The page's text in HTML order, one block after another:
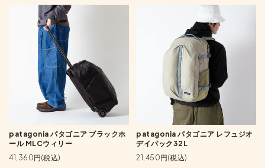
patagonia パタゴニア ブラックホ
ール MLCウィリー
41,360円(税込)
patagonia パタゴニア レフュジオ
デイパック32L
21,450円(税込)